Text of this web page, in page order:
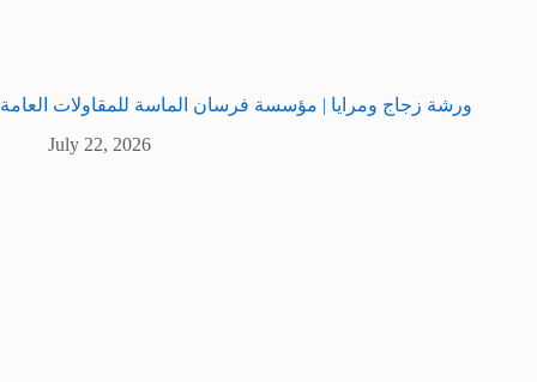
ورشة زجاج ومرايا | مؤسسة فرسان الماسة للمقاولات العامة
July 22, 2026